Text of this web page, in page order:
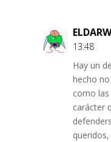
13:48
Hay un
hecho
como
carácter